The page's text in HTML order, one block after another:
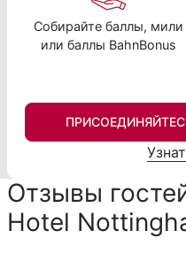
Собирайте баллы, мили
или баллы BahnBonus
Отзывы
Hotel